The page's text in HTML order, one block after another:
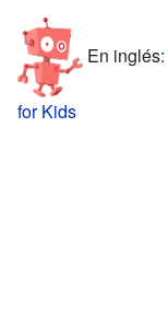
En inglés:
for Kids